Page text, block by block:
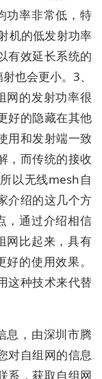
功率非常低，特
机的低发射功率
有效延长系统的
也会更小。3、
网的发射功率很
好的隐藏在其他
用和发射端一致
，而传统的接收
以无线mesh自
介绍的这几个方
，通过介绍相信
网比起来，具有
的使用效果。
这种技术来代替
息，由深圳市腾
对自组网的信息
系，获取自组网